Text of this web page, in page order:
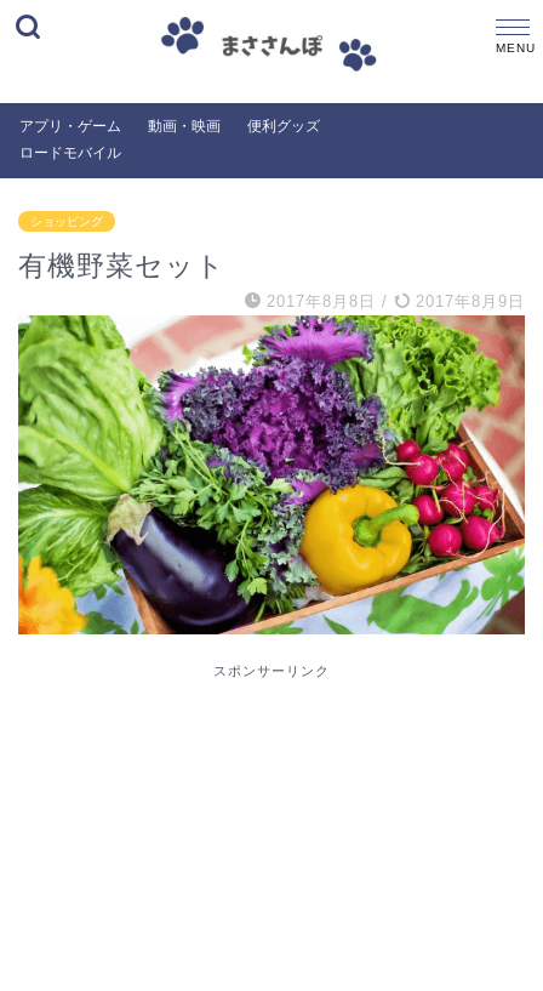
アプリ・ゲーム
ロードモバイル
動画・映画 便利グッズ
ショッピング
有機野菜セット
2017年8月8日 / 2017年8月9日
スポンサーリンク